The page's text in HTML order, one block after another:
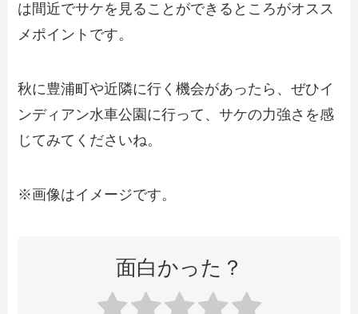
は間近でサケを見ることができるところがオスス
メポイントです。
秋に豊浦町や近隣に行く機会があったら、ぜひイ
ンディアン水車公園に行って、サケの力強さを感
じてみてくださいね。
※画像はイメージです。
面白かった？